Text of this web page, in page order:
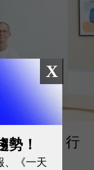
、存量」行
長引擎
X
勢！
、《一天